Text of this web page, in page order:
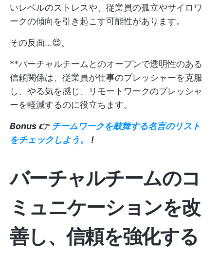
いレベルのストレスや、従業員の孤立やサイロワ
ークの傾向を引き起こす可能性があります。
その反面...😍。
**バーチャルチームとのオープンで透明性のある
信頼関係は、従業員が仕事のプレッシャーを克服
し、やる気を感じ、リモートワークのプレッシャ
ーを軽減するのに役立ちます。
Bonus 👉 チームワークを鼓舞する名言のリスト
をチェックしよう。
!
バーチャルチームのコ
ミュニケーションを改
善し、信頼を強化する